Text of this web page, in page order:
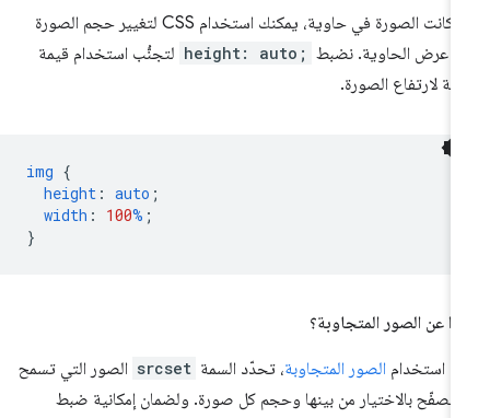
إذا كانت الصورة في حاوية، يمكنك استخدام CSS لتغيير حجم الصورة
عرض الحاوية. نضبط height: auto; لتجنُّب استخدام قيمة
لارتفاع الصورة.
img
height: auto
width: 100
عن الصور المتجاوبة؟
استخدامالصور المتجاوبة، تحدّد السمة srcset الصور التي تسمح
بالاختيار من بينها وحجم كل صورة. ولضمان إمكانية ضبط